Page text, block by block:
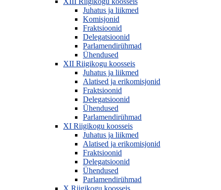
Juhatus ja liikmed
Komisjonid
Fraktsioonid
Delegatsioonid
Parlamendirühmad
Ühendused
XII Riigikogu koosseis
Juhatus ja liikmed
Alatised ja erikomisjonid
Fraktsioonid
Delegatsioonid
Ühendused
Parlamendirühmad
XI Riigikogu koosseis
Juhatus ja liikmed
Alatised ja erikomisjonid
Fraktsioonid
Delegatsioonid
Ühendused
Parlamendirühmad
X Riigikogu koosseis